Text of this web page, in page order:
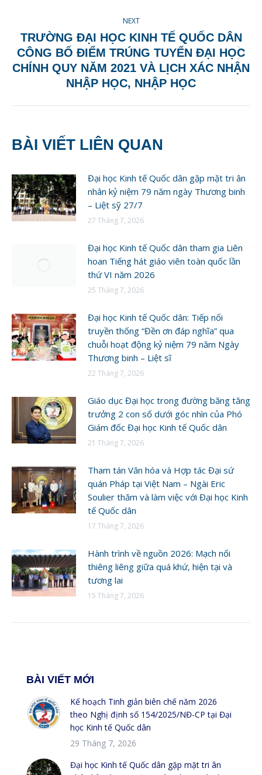
NEXT
Next
post:
TRƯỜNG ĐẠI HỌC KINH TẾ QUỐC DÂN
CÔNG BỐ ĐIỂM TRÚNG TUYỂN ĐẠI HỌC
CHÍNH QUY NĂM 2021 VÀ LỊCH XÁC NHẬN
NHẬP HỌC, NHẬP HỌC
BÀI VIẾT LIÊN QUAN
Đại học Kinh tế Quốc dân gặp mặt tri ân
nhân kỷ niệm 79 năm ngày Thương binh
– Liệt sỹ 27/7
27 Tháng 7, 2026
Đại học Kinh tế Quốc dân tham gia Liên
hoan Tiếng hát giáo viên toàn quốc lần
thứ VI năm 2026
25 Tháng 7, 2026
Đại học Kinh tế Quốc dân: Tiếp nối
truyền thống “Đền ơn đáp nghĩa” qua
chuỗi hoạt động kỷ niệm 79 năm Ngày
Thương binh – Liệt sĩ
22 Tháng 7, 2026
Giáo dục Đại học trong đường băng tăng
trưởng 2 con số dưới góc nhìn của Phó
Giám đốc Đại học Kinh tế Quốc dân
21 Tháng 7, 2026
Tham tán Văn hóa và Hợp tác Đại sứ
quán Pháp tại Việt Nam – Ngài Eric
Soulier thăm và làm việc với Đại học Kinh
tế Quốc dân
17 Tháng 7, 2026
Hành trình về nguồn 2026: Mạch nối
thiêng liêng giữa quá khứ, hiện tại và
tương lai
15 Tháng 7, 2026
BÀI VIẾT MỚI
Kế hoạch Tinh giản biên chế năm 2026
theo Nghị định số 154/2025/NĐ-CP tại Đại
học Kinh tế Quốc dân
29 Tháng 7, 2026
Đại học Kinh tế Quốc dân gặp mặt tri ân